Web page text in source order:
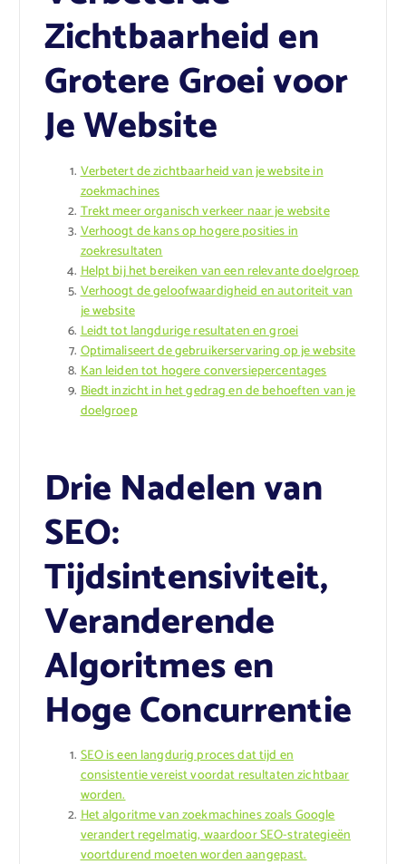
Zichtbaarheid en
Grotere Groei voor
Je Website
Verbetert de zichtbaarheid van je website in
zoekmachines
Trekt meer organisch verkeer naar je website
Verhoogt de kans op hogere posities in
zoekresultaten
Helpt bij het bereiken van een relevante doelgroep
Verhoogt de geloofwaardigheid en autoriteit van
je website
Leidt tot langdurige resultaten en groei
Optimaliseert de gebruikerservaring op je website
Kan leiden tot hogere conversiepercentages
Biedt inzicht in het gedrag en de behoeften van je
doelgroep
Drie Nadelen van
SEO:
Tijdsintensiviteit,
Veranderende
Algoritmes en
Hoge Concurrentie
SEO is een langdurig proces dat tijd en
consistentie vereist voordat resultaten zichtbaar
worden.
Het algoritme van zoekmachines zoals Google
verandert regelmatig, waardoor SEO-strategieën
voortdurend moeten worden aangepast.